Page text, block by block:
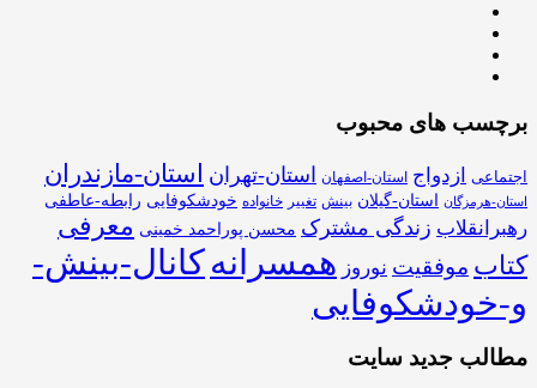
برچسب های محبوب
اجتماعی ازدواج استان-اصفهان استان-تهران استان-مازندران
استان-هرمزگان استان-گیلان بینش تغییر خانواده خودشکوفایی رابطه-عاطفی
رهبرانقلاب زندگی مشترک محسن پوراحمد خمینی معرفی
کتاب موفقیت نوروز همسرانهکانال-بینش-
و-خودشکوفایی
مطالب جدید سایت